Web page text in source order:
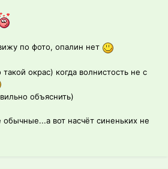
по фото, опалин нет
окрас) когда волнистость не с
объяснить)
обычные...а вот насчёт синеньких не